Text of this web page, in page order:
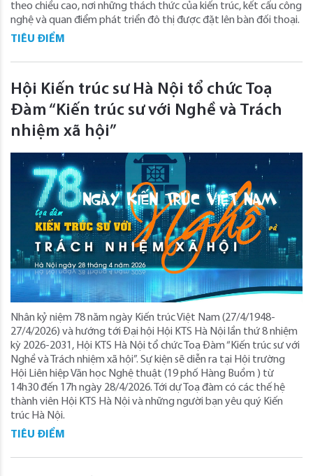
theo chiều cao, nơi những thách thức của kiến trúc, kết cấu công
nghệ và quan điểm phát triển đô thị được đặt lên bàn đối thoại.
TIÊU ĐIỂM
Hội Kiến trúc sư Hà Nội tổ chức Toạ
Đàm “Kiến trúc sư với Nghề và Trách
nhiệm xã hội”
Nhân kỷ niệm 78 năm ngày Kiến trúc Việt Nam (27/4/1948-
27/4/2026) và hướng tới Đại hội Hội KTS Hà Nội lần thứ 8 nhiệm
kỳ 2026-2031, Hội KTS Hà Nội tổ chức Toạ Đàm “Kiến trúc sư với
Nghề và Trách nhiệm xã hội”. Sự kiện sẽ diễn ra tại Hội trường
Hội Liên hiệp Văn học Nghệ thuật (19 phố Hàng Buồm ) từ
14h30 đến 17h ngày 28/4/2026. Tới dự Toạ đàm có các thế hệ
thành viên Hội KTS Hà Nội và những người bạn yêu quý Kiến
trúc Hà Nội.
TIÊU ĐIỂM